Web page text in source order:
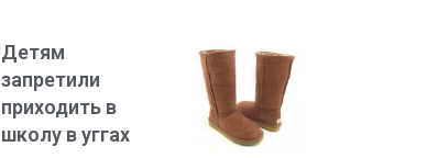
Детям
запретили
приходить в
школу в уггах